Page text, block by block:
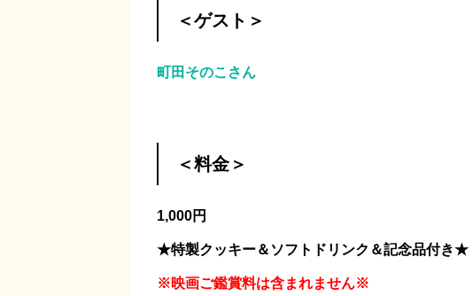
＜ゲスト＞
町田そのこさん
＜料金＞
1,000円
★特製クッキー＆ソフトドリンク＆記念品付き★
※映画ご鑑賞料は含まれません※